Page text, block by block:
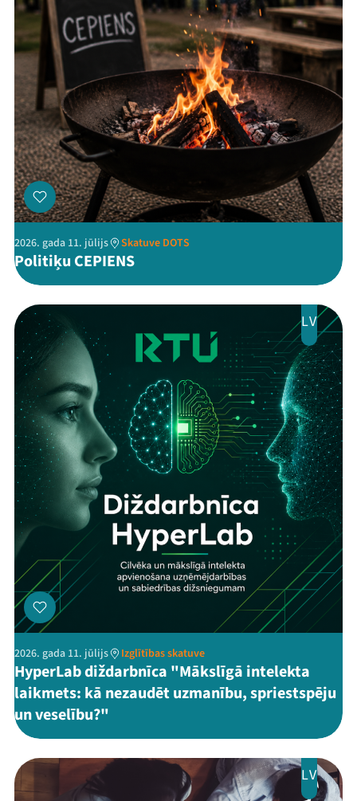
ThreadsFacebookYoutube
X Instagram
Flick TikTok
2026. gada 11. jūlijs Skatuve DOTS
Politiķu CEPIENS
LV
2026. gada 11. jūlijs Izglītības skatuve
HyperLab diždarbnīca "Mākslīgā intelekta
laikmets: kā nezaudēt uzmanību, spriestspēju
un veselību?"
LV